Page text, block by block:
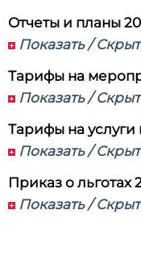
Отчеты и планы
Показать /
Тарифы на
Показать /
Тарифы на услуги
Показать /
Приказ о льготах
Показать /